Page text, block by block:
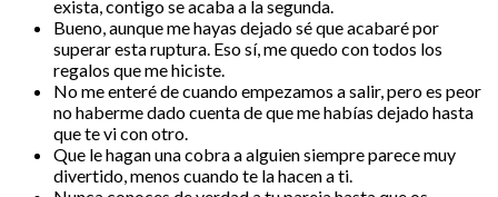
exista, contigo se acaba a la segunda.
Bueno, aunque me hayas dejado sé que acabaré por
superar esta ruptura. Eso sí, me quedo con todos los
regalos que me hiciste.
No me enteré de cuando empezamos a salir, pero es peor
no haberme dado cuenta de que me habías dejado hasta
que te vi con otro.
Que le hagan una cobra a alguien siempre parece muy
divertido, menos cuando te la hacen a ti.